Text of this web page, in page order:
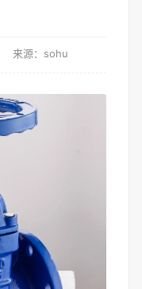
来源：sohu